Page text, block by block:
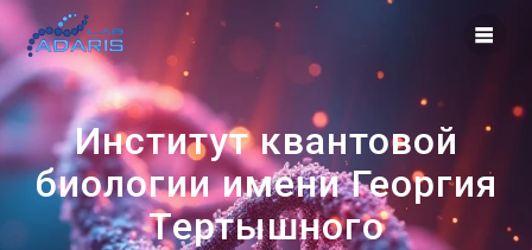
Перейти
контенту
Институт квантовой
биологии имени Георгия
Тертышного